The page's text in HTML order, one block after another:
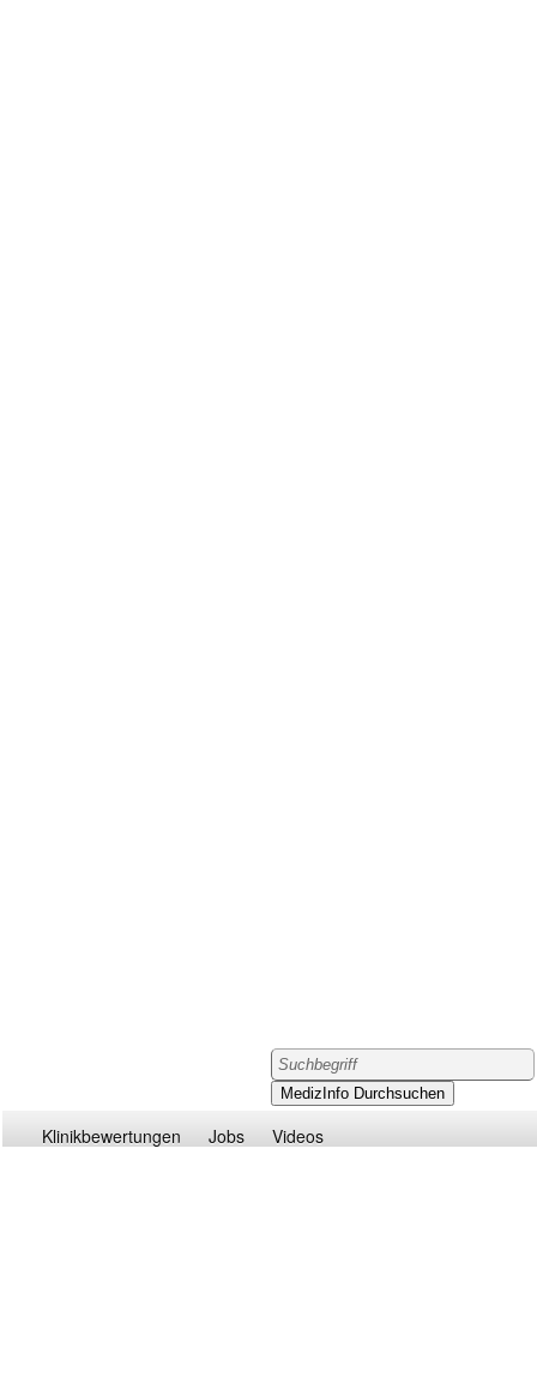
Klinikbewertungen Jobs Videos